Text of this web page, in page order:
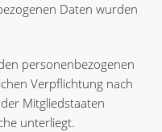
Daten wurden
personenbezogenen
Verpflichtung nach
Mitgliedstaaten
unterliegt.